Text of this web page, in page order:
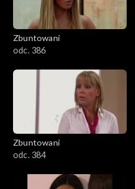
Zbuntowani
odc. 386
Zbuntowani
odc. 384